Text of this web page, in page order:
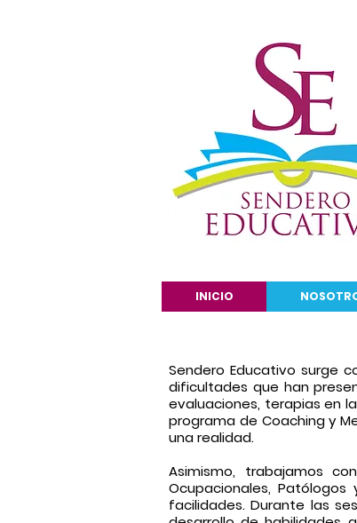
INICIO
Sendero Educativo surge
dificultades que han
evaluaciones, terapias en
programa de Coaching y
una realidad.
Asimismo, trabajamos
Ocupacionales,
facilidades. Durante las